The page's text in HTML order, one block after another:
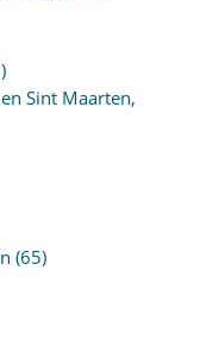
Sint Maarten,
(65)